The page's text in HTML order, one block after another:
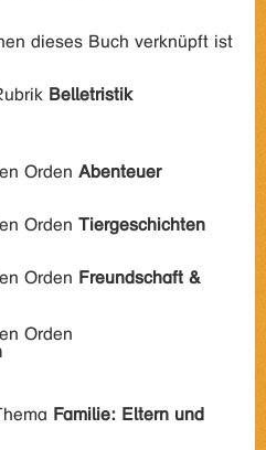
dieses Buch verknüpft ist
Belletristik
Orden Abenteuer
Orden Tiergeschichten
Orden Freundschaft &
Orden
Familie: Eltern und